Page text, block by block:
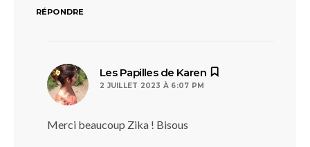
RÉPONDRE
Les Papilles de Karen
2 JUILLET 2023 À 6:07 PM
Merci beaucoup Zika ! Bisous